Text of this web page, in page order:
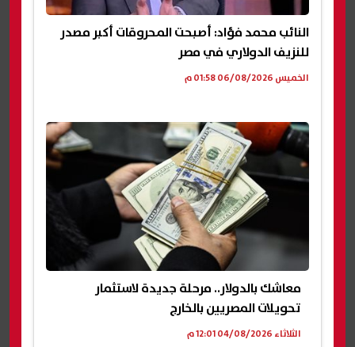
النائب محمد فؤاد: أصبحت المحروقات أكبر مصدر
للنزيف الدولاري في مصر
الخميس 06/08/2026 01:58 م
معاشك بالدولار.. مرحلة جديدة لاستثمار
تحويلات المصريين بالخارج
الثلاثاء 04/08/2026 12:01 م